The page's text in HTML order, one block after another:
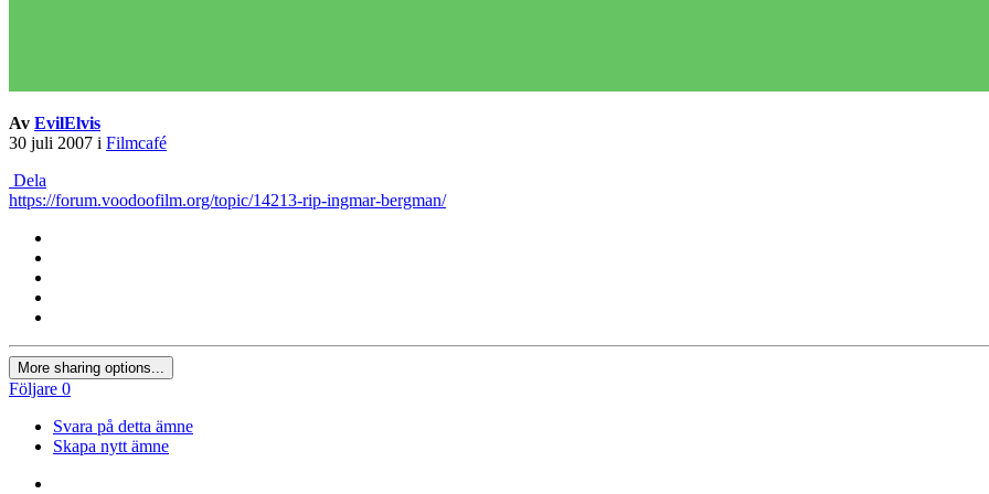
Av EvilElvis
30 juli 2007 i Filmcafé
Dela
https://forum.voodoofilm.org/topic/14213-rip-ingmar-bergman/
More sharing options...
Följare 0
Svara på detta ämne
Skapa nytt ämne